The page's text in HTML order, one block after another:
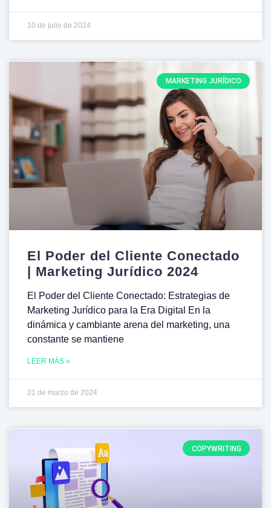
10 de julio de 2024
MARKETING JURÍDICO
El Poder del Cliente Conectado
| Marketing Jurídico 2024
El Poder del Cliente Conectado: Estrategias de
Marketing Jurídico para la Era Digital En la
dinámica y cambiante arena del marketing, una
constante se mantiene
LEER MÁS »
21 de marzo de 2024
COPYWRITING